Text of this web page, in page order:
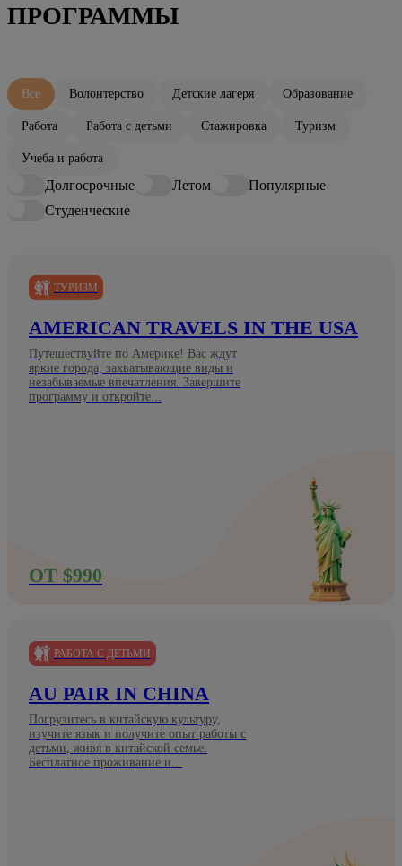
ПРОГРАММЫ
Все Волонтерство Детские лагеря Образование
Работа Работа с детьми Стажировка Туризм
Учеба и работа
Долгосрочные Летом
Популярные
Студенческие
ТУРИЗМ
AMERICAN TRAVELS IN THE USA
Путешествуйте по Америке! Вас ждут
яркие города, захватывающие виды и
незабываемые впечатления. Завершите
программу и откройте...
ОТ $990
РАБОТА С ДЕТЬМИ
AU PAIR IN CHINA
Погрузитесь в китайскую культуру,
изучите язык и получите опыт работы с
детьми, живя в китайской семье.
Бесплатное проживание и...